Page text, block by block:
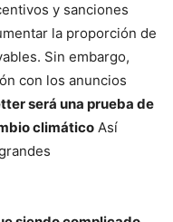
y sanciones
la proporción de
Sin embargo,
con los anuncios
será una prueba de
climático Así